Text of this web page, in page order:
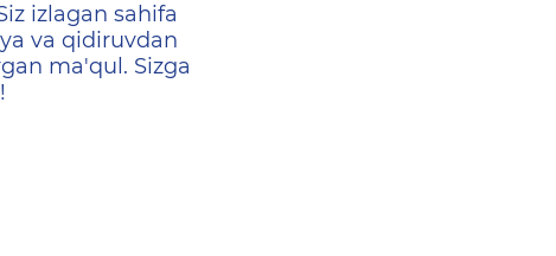
izlagan sahifa
va qidiruvdan
ma'qul. Sizga